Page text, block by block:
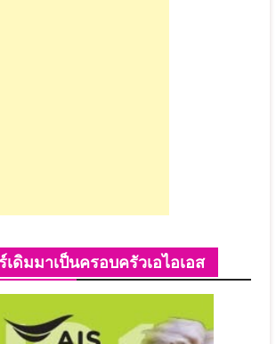
เดิมมาเป็นครอบครัวเอไอเอส